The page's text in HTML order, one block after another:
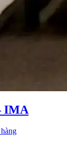
IMA